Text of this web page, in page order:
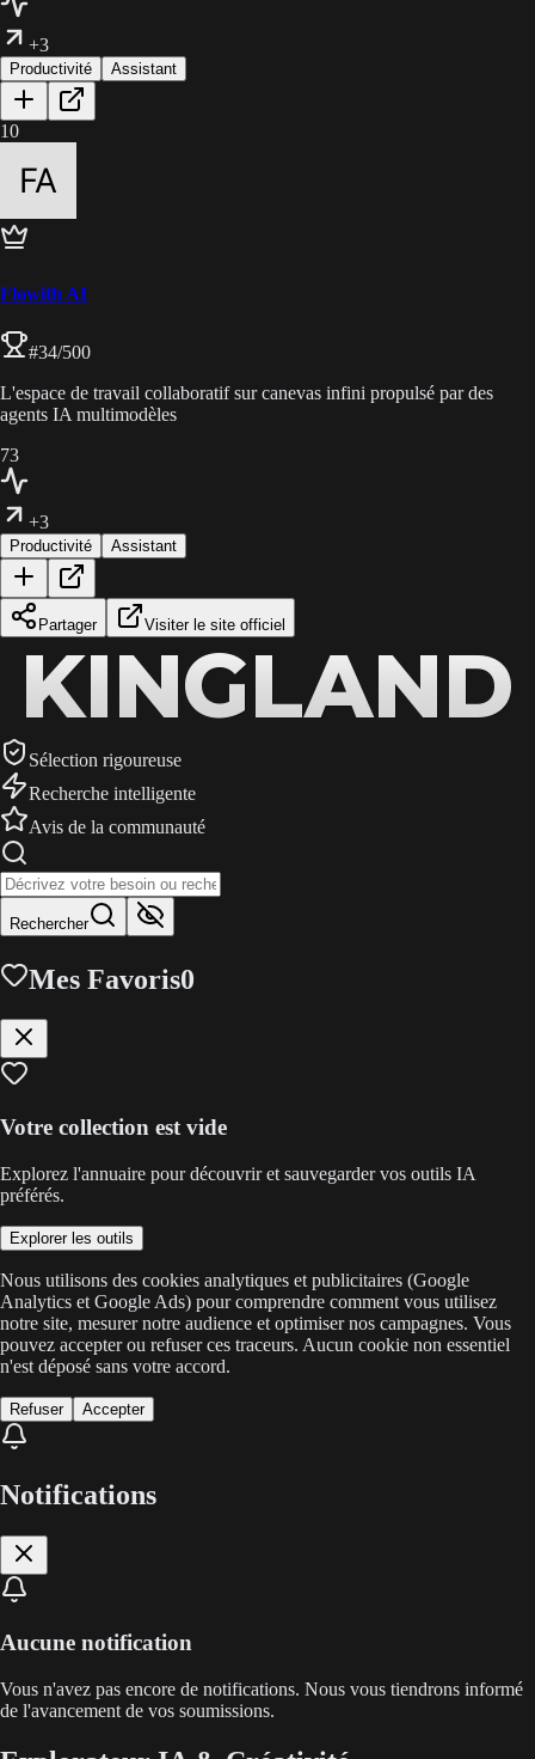
+3
Productivité Assistant
10
Flowith AI
#34/500
L'espace de travail collaboratif sur canevas infini propulsé par des
agents IA multimodèles
73
+3
Productivité Assistant
Partager Visiter le site officiel
KINGLAND
KINGLAND
KINGLAND
Sélection rigoureuse
Recherche intelligente
Avis de la communauté
Rechercher
Mes Favoris0
Votre collection est vide
Explorez l'annuaire pour découvrir et sauvegarder vos outils IA
préférés.
Explorer les outils
Nous utilisons des cookies analytiques et publicitaires (Google
Analytics et Google Ads) pour comprendre comment vous utilisez
notre site, mesurer notre audience et optimiser nos campagnes. Vous
pouvez accepter ou refuser ces traceurs. Aucun cookie non essentiel
n'est déposé sans votre accord.
Refuser Accepter
Notifications
Aucune notification
Vous n'avez pas encore de notifications. Nous vous tiendrons informé
de l'avancement de vos soumissions.